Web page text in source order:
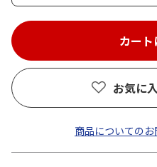
お気に
商品についての